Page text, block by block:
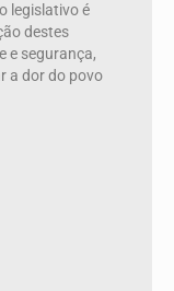
legislativo é
destes
e segurança,
a dor do povo